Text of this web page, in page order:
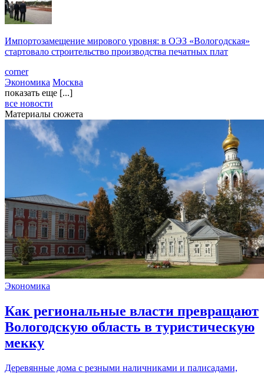
Импортозамещение мирового уровня: в ОЭЗ «Вологодская»
стартовало строительство производства печатных плат
corner
Экономика Москва
показать еще [...]
все новости
Материалы сюжета
Экономика
Как региональные власти превращают
Вологодскую область в туристическую
мекку
Деревянные дома с резными наличниками и палисадами,